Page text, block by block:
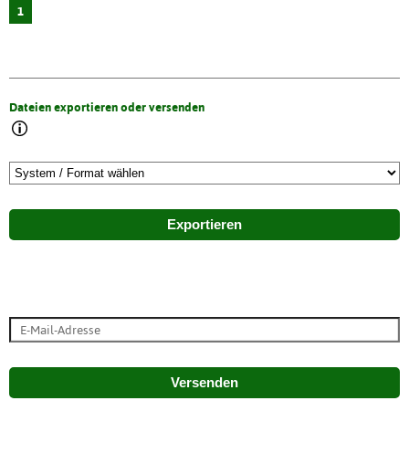
1
Dateien exportieren oder versenden
Exportieren
Versenden